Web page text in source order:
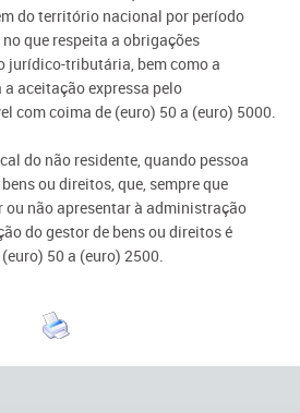
do território nacional por período
que respeita a obrigações
jurídico-tributária, bem como a
aceitação expressa pelo
com coima de (euro) 50 a (euro) 5000.
do não residente, quando pessoa
ou direitos, que, sempre que
não apresentar à administração
do gestor de bens ou direitos é
50 a (euro) 2500.